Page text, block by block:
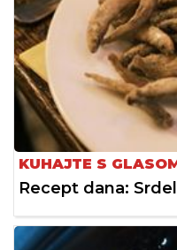
KUHAJTE S
Recept dana: